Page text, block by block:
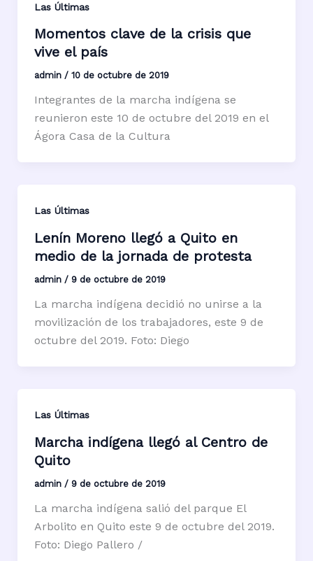
Las Últimas
Momentos clave de la crisis que
vive el país
admin / 10 de octubre de 2019
Integrantes de la marcha indígena se
reunieron este 10 de octubre del 2019 en el
Ágora Casa de la Cultura
Las Últimas
Lenín Moreno llegó a Quito en
medio de la jornada de protesta
admin / 9 de octubre de 2019
La marcha indígena decidió no unirse a la
movilización de los trabajadores, este 9 de
octubre del 2019. Foto: Diego
Las Últimas
Marcha indígena llegó al Centro de
Quito
admin / 9 de octubre de 2019
La marcha indígena salió del parque El
Arbolito en Quito este 9 de octubre del 2019.
Foto: Diego Pallero /